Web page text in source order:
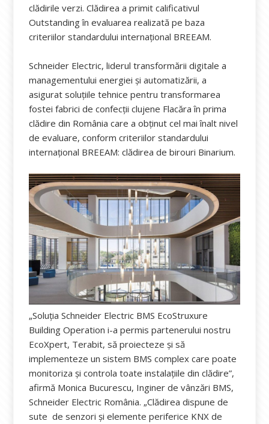
clădirile verzi. Clădirea a primit calificativul
Outstanding în evaluarea realizată pe baza
criteriilor standardului internațional BREEAM.
Schneider Electric, liderul transformării digitale a
managementului energiei și automatizării, a
asigurat soluțiile tehnice pentru transformarea
fostei fabrici de confecții clujene Flacăra în prima
clădire din România care a obținut cel mai înalt nivel
de evaluare, conform criteriilor standardului
internațional BREEAM: clădirea de birouri Binarium.
„Soluția Schneider Electric BMS EcoStruxure
Building Operation i-a permis partenerului nostru
EcoXpert, Terabit, să proiecteze și să
implementeze un sistem BMS complex care poate
monitoriza și controla toate instalațiile din clădire”,
afirmă Monica Bucurescu, Inginer de vânzări BMS,
Schneider Electric România. „Clădirea dispune de
sute de senzori și elemente periferice KNX de